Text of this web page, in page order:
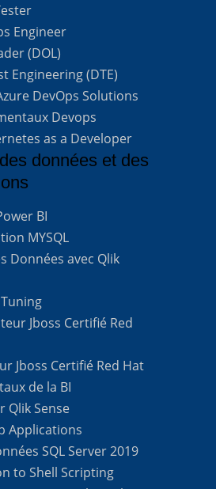
Engineer
(DOL)
Engineering (DTE)
DevOps Solutions
Devops
as a Developer
données et des
BI
MYSQL
Données avec Qlik
Jboss Certifié Red
Jboss Certifié Red Hat
de la BI
Qlik Sense
Applications
SQL Server 2019
to Shell Scripting